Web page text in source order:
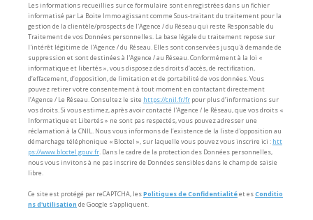
Les informations recueillies sur ce formulaire sont enregistrées dans un fichier
informatisé par La Boite Immo agissant comme Sous-traitant du traitement pour la
gestion de la clientèle/prospects de l'Agence / du Réseau qui reste Responsable du
Traitement de vos Données personnelles. La base légale du traitement repose sur
l'intérêt légitime de l'Agence / du Réseau. Elles sont conservées jusqu'à demande de
suppression et sont destinées à l'Agence / au Réseau. Conformément à la loi «
informatique et libertés », vous disposez des droits d’accès, de rectification,
d’effacement, d’opposition, de limitation et de portabilité de vos données. Vous
pouvez retirer votre consentement à tout moment en contactant directement
l’Agence / Le Réseau. Consultez le site https://cnil.fr/fr pour plus d’informations sur
vos droits. Si vous estimez, après avoir contacté l'Agence / le Réseau, que vos droits «
Informatique et Libertés » ne sont pas respectés, vous pouvez adresser une
réclamation à la CNIL. Nous vous informons de l’existence de la liste d'opposition au
démarchage téléphonique « Bloctel », sur laquelle vous pouvez vous inscrire ici : htt
ps://www.bloctel.gouv.fr. Dans le cadre de la protection des Données personnelles,
nous vous invitons à ne pas inscrire de Données sensibles dans le champ de saisie
libre.
Ce site est protégé par reCAPTCHA, lesPolitiques de Confidentialitéet esConditio
ns d'utilisation de Google s'appliquent.